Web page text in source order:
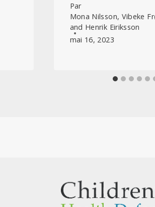
Par
Mona Nilsson, Vibeke
and Henrik Eiriksson
mai 16, 2023